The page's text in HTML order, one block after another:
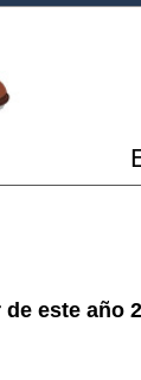
este año